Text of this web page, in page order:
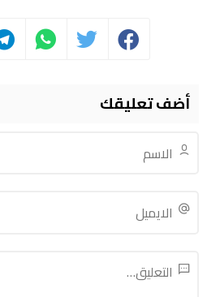
أضف تعليقك